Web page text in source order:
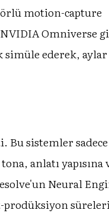
motion-capture
Omniverse
simüle ederek,
Bu sistemler
anlatı yapısına
Neural